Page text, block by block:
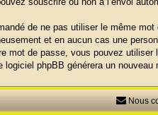
de ne pas utiliser le même
et en aucun cas une
de passe, vous pouvez
phpBB générera un
Nous